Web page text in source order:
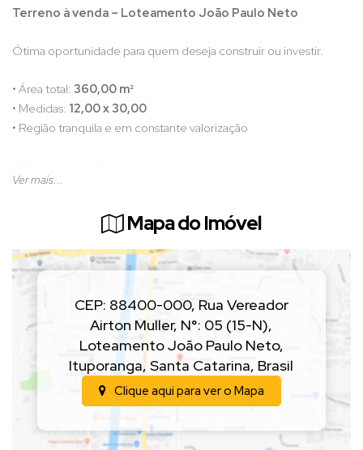
Terreno à venda – Loteamento João Paulo Neto
Ótima oportunidade para quem deseja construir ou investir.
• Área total: 360,00 m²
• Medidas: 12,00 x 30,00
• Região tranquila e em constante valorização
Ver mais...
Mapa do Imóvel
CEP: 88400-000, Rua Vereador
Airton Muller, N°: 05 (15-N),
Loteamento João Paulo Neto,
Ituporanga,Santa Catarina, Brasil
Clique aqui para ver o Mapa